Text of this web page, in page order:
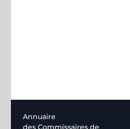
Annuaire
des Commissaires de